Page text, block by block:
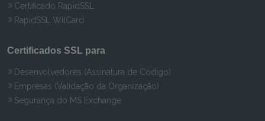
Certificado RapidSSL
RapidSSL WilCard
Certificados SSL para
Desenvolvedores (Assinatura de Código)
Empresas (Validação da Organização)
Segurança do MS Exchange